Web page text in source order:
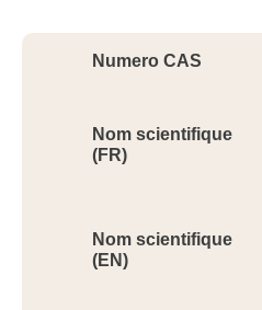
Numero CAS
Nom scientifique
(FR)
Nom scientifique
(EN)